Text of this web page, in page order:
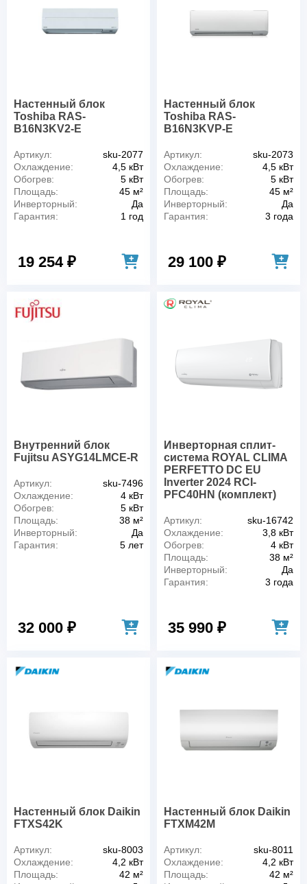
Настенный блок
Toshiba RAS-
B16N3KV2-E
Артикул:
sku-2077
Охлаждение:
4,5 кВт
Обогрев:
5 кВт
Площадь:
45 м²
Инверторный:
Да
Гарантия:
1 год
19 254 ₽
Настенный блок
Toshiba RAS-
B16N3KVP-E
Артикул:
sku-2073
Охлаждение:
4,5 кВт
Обогрев:
5 кВт
Площадь:
45 м²
Инверторный:
Да
Гарантия:
3 года
29 100 ₽
Внутренний блок
Fujitsu ASYG14LMCE-R
Артикул:
sku-7496
Охлаждение:
4 кВт
Обогрев:
5 кВт
Площадь:
38 м²
Инверторный:
Да
Гарантия:
5 лет
32 000 ₽
Инверторная сплит-
система ROYAL CLIMA
PERFETTO DC EU
Inverter 2024 RCI-
PFC40HN (комплект)
Артикул:
sku-16742
Охлаждение:
3,8 кВт
Обогрев:
4 кВт
Площадь:
38 м²
Инверторный:
Да
Гарантия:
3 года
35 990 ₽
Настенный блок Daikin
FTXS42K
Артикул:
sku-8003
Охлаждение:
4,2 кВт
Площадь:
42 м²
Настенный блок Daikin
FTXM42M
Артикул:
sku-8011
Охлаждение:
4,2 кВт
Площадь:
42 м²